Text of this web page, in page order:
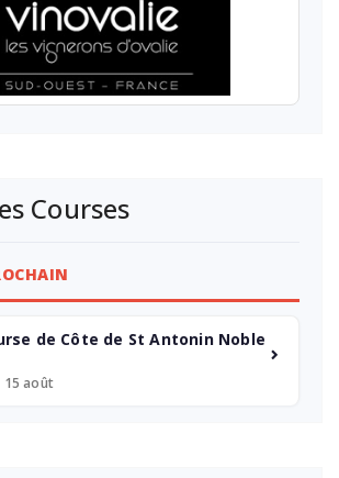
Courses
de Côte de St Antonin Noble
15 août